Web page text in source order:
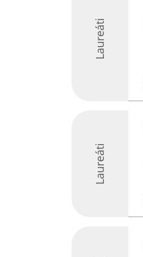
Laureáti
Laureáti